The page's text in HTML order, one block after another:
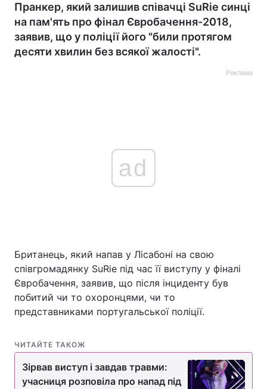
Пранкер, який залишив співачці SuRie синці
на пам'ять про фінал Євробачення-2018,
заявив, що у поліції його "били протягом
десяти хвилин без всякої жалості".
Реклама
ad
Британець, який напав у Лісабоні на свою
співгромадянку SuRie під час її виступу у фіналі
Євробачення, заявив, що після інциденту був
побитий чи то охоронцями, чи то
представниками португальської поліції.
ЧИТАЙТЕ ТАКОЖ
Зірвав виступ і завдав травми:
учасниця розповіла про напад під